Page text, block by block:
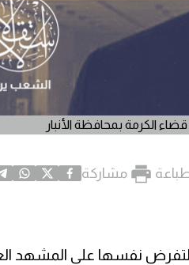
بمحافظة الأنبار
مشاركة
نفسها على المشهد